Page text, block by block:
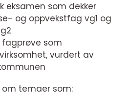
eksamen som dekker
og oppvekstfag vg1 og
fagprøve som
vurdert av
temaer som: